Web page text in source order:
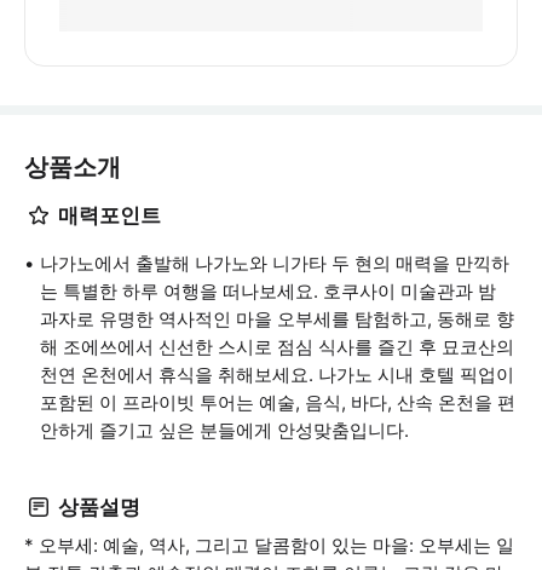
상품소개
매력포인트
나가노에서 출발해 나가노와 니가타 두 현의 매력을 만끽하
는 특별한 하루 여행을 떠나보세요. 호쿠사이 미술관과 밤
과자로 유명한 역사적인 마을 오부세를 탐험하고, 동해로 향
해 조에쓰에서 신선한 스시로 점심 식사를 즐긴 후 묘코산의
천연 온천에서 휴식을 취해보세요. 나가노 시내 호텔 픽업이
포함된 이 프라이빗 투어는 예술, 음식, 바다, 산속 온천을 편
안하게 즐기고 싶은 분들에게 안성맞춤입니다.
상품설명
* 오부세: 예술, 역사, 그리고 달콤함이 있는 마을: 오부세는 일